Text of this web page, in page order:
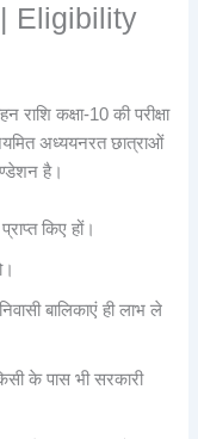
Eligibility
राशि कक्षा-10 की परीक्षा
अध्ययनरत छात्राओं
है।
किए हों।
बालिकाएं ही लाभ ले
के पास भी सरकारी